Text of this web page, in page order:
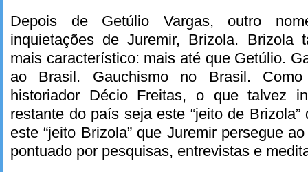
Depois de Getúlio Vargas, outro
inquietações de Juremir, Brizola. Brizola
mais característico: mais até que Getúlio.
ao Brasil. Gauchismo no Brasil.
historiador Décio Freitas, o que talvez
restante do país seja este “jeito de
este “jeito Brizola” que Juremir persegue
pontuado por pesquisas, entrevistas e